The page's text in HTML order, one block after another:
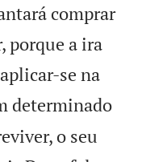
comprar
porque a ira
se na
determinado
o seu